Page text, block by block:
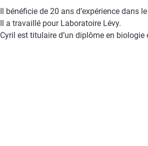
Il bénéficie de 20 ans d’expérience dans
Il a travaillé pour Laboratoire Lévy.
Cyril est titulaire d’un diplôme en biologie